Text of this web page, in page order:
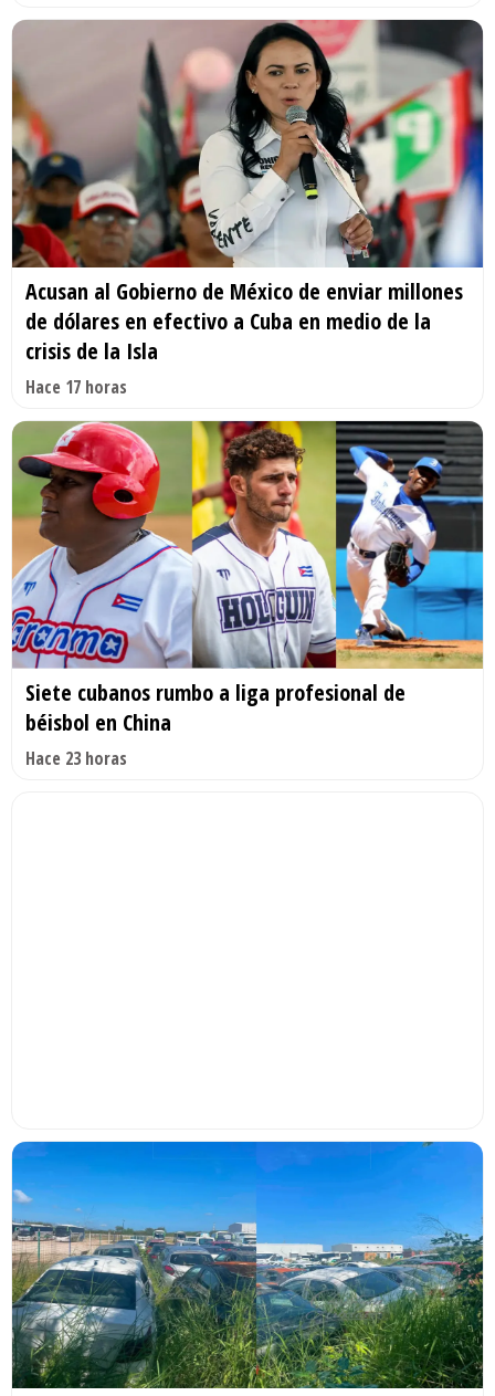
Acusan al Gobierno de México de enviar millones
de dólares en efectivo a Cuba en medio de la
crisis de la Isla
Hace 17 horas
Siete cubanos rumbo a liga profesional de
béisbol en China
Hace 23 horas